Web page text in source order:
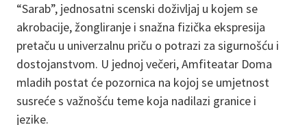
“Sarab”, jednosatni scenski doživljaj u kojem se
akrobacije, žongliranje i snažna fizička ekspresija
pretaču u univerzalnu priču o potrazi za sigurnošću i
dostojanstvom. U jednoj večeri, Amfiteatar Doma
mladih postat će pozornica na kojoj se umjetnost
susreće s važnošću teme koja nadilazi granice i
jezike.